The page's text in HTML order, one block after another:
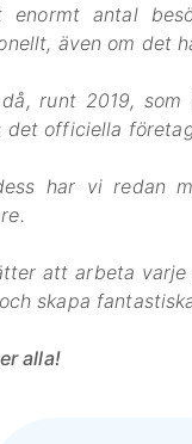
enormt antal
även om det
runt 2019, som
det officiella
har vi redan
att arbeta
skapa
alla!